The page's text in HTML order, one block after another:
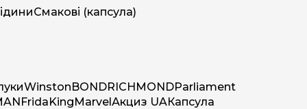
Смакові (капсула)
WinstonBONDRICHMONDParliament
FridaKingMarvelАкциз UAКапсула